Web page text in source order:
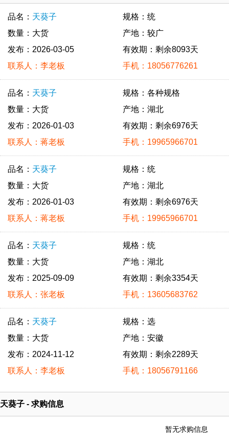
品名： 天葵子
数量：大货
发布：2026-03-05
联系人：李老板
规格：统
产地：较广
有效期：剩余8093天
手机：18056776261
品名： 天葵子
数量：大货
发布：2026-01-03
联系人：蒋老板
规格：各种规格
产地：湖北
有效期：剩余6976天
手机：19965966701
品名： 天葵子
数量：大货
发布：2026-01-03
联系人：蒋老板
规格：统
产地：湖北
有效期：剩余6976天
手机：19965966701
品名： 天葵子
数量：大货
发布：2025-09-09
联系人：张老板
规格：统
产地：湖北
有效期：剩余3354天
手机：13605683762
品名： 天葵子
数量：大货
发布：2024-11-12
联系人：李老板
规格：选
产地：安徽
有效期：剩余2289天
手机：18056791166
天葵子 - 求购信息
暂无求购信息